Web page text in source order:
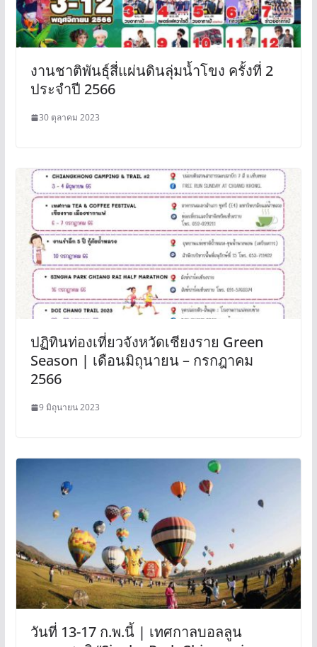
งานชาติพันธ์ุสี่แผ่นดินลุ่มน้ำโขง ครั้งที่ 2
ประจำปี 2566
30 ตุลาคม 2023
ปฏิทินท่องเที่ยวจังหวัดเชียงราย Green
Season | เดือนมิถุนายน – กรกฎาคม
2566
9 มิถุนายน 2023
วันที่ 13-17 ก.พ.นี้ | เทศกาลบอลลูน